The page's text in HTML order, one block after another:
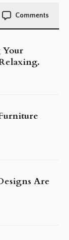
Comments
Are